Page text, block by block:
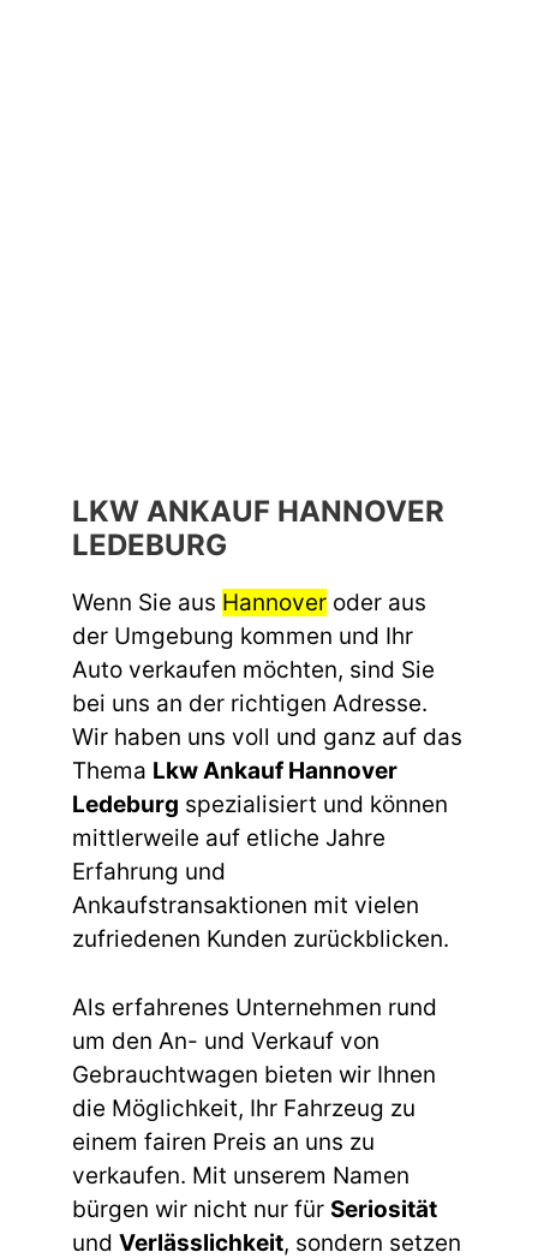
LKW ANKAUF HANNOVER
LEDEBURG
Wenn Sie aus Hannover oder aus
der Umgebung kommen und Ihr
Auto verkaufen möchten, sind Sie
bei uns an der richtigen Adresse.
Wir haben uns voll und ganz auf das
Thema Lkw Ankauf Hannover
Ledeburg spezialisiert und können
mittlerweile auf etliche Jahre
Erfahrung und
Ankaufstransaktionen mit vielen
zufriedenen Kunden zurückblicken.
Als erfahrenes Unternehmen rund
um den An- und Verkauf von
Gebrauchtwagen bieten wir Ihnen
die Möglichkeit, Ihr Fahrzeug zu
einem fairen Preis an uns zu
verkaufen. Mit unserem Namen
bürgen wir nicht nur für Seriosität
und Verlässlichkeit, sondern setzen